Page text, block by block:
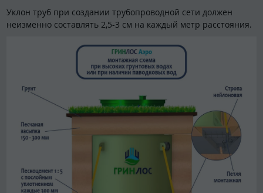
Уклон труб при создании трубопроводной сети должен
неизменно составлять 2,5-3 см на каждый метр расстояния.